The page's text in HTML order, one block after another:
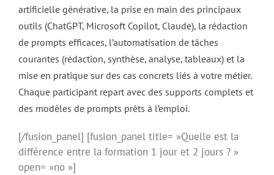
artificielle générative, la prise en main des principaux
outils (ChatGPT, Microsoft Copilot, Claude), la rédaction
de prompts efficaces, l’automatisation de tâches
courantes (rédaction, synthèse, analyse, tableaux) et la
mise en pratique sur des cas concrets liés à votre métier.
Chaque participant repart avec des supports complets et
des modèles de prompts prêts à l’emploi.
[/fusion_panel] [fusion_panel title= »Quelle est la
différence entre la formation 1 jour et 2 jours ? »
open= »no »]